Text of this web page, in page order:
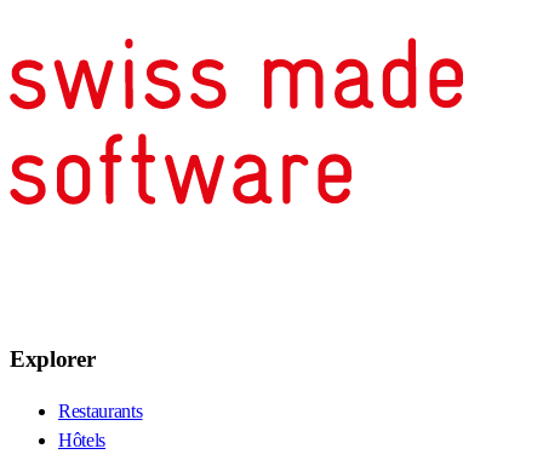
Explorer
Restaurants
Hôtels